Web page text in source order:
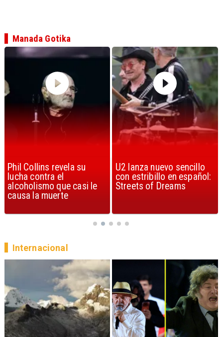
U2 lanza nuevo sencillo
con estribillo en español:
Streets of Dreams
“Africa” de Toto es
considerada la mejor
canción, según la ciencia
Manada Gotika
Internacional